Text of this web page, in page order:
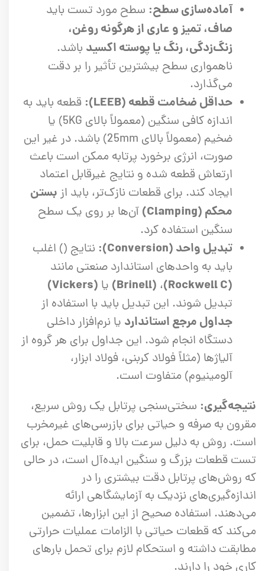
آماده‌سازی سطح: سطح مورد تست باید
صاف، تمیز و عاری از هرگونه روغن،
زنگ‌زدگی، رنگ یا پوسته اکسید باشد.
ناهمواری سطح بیشترین تأثیر را بر دقت
می‌گذارد.
حداقل ضخامت قطعه (LEEB):
قطعه باید به
اندازه کافی سنگین (معمولاً بالای 5KG) یا
ضخیم (معمولاً بالای 25mm) باشد. در غیر این
صورت، انرژی برخورد پرتابه ممکن است باعث
ارتعاش قطعه شده و نتایج غیرقابل اعتماد
ایجاد کند. برای قطعات نازک‌تر، باید از بستن
محکم (Clamping)
آن‌ها بر روی یک سطح
سنگین استفاده کرد.
تبدیل واحد (Conversion):
نتایج () اغلب
باید به واحدهای استاندارد صنعتی مانند
(Rockwell C) ، (Brinell) یا (Vickers)
تبدیل شوند. این تبدیل باید با استفاده از
جداول مرجع استاندارد یا نرم‌افزار داخلی
دستگاه انجام شود. این جداول برای هر گروه از
آلیاژها (مثلاً فولاد کربنی، فولاد ابزار،
آلومینیوم) متفاوت است.
نتیجه‌گیری: سختی‌سنجی پرتابل یک روش سریع،
مقرون به صرفه و حیاتی برای بازرسی‌های غیرمخرب
است. روش به دلیل سرعت بالا و قابلیت حمل، برای
تست قطعات بزرگ و سنگین ایده‌آل است، در حالی
که روش‌های پرتابل دقت بیشتری را در
اندازه‌گیری‌های نزدیک به آزمایشگاهی ارائه
می‌دهند. استفاده صحیح از این ابزارها، تضمین
می‌کند که قطعات حیاتی با الزامات عملیات حرارتی
مطابقت داشته و استحکام لازم برای تحمل بارهای
کاری خود را دارند.